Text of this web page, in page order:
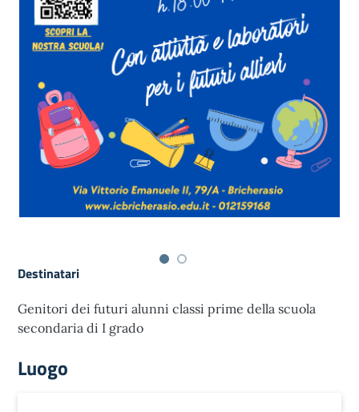
Destinatari
Genitori dei futuri alunni classi prime della scuola
secondaria di I grado
Luogo